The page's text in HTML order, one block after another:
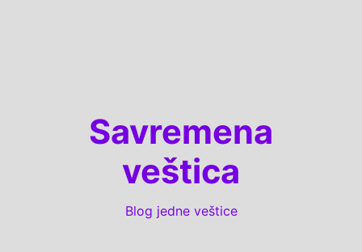
Savremena
veštica
Blog jedne veštice